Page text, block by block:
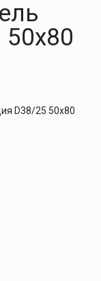
D38/25 50х80